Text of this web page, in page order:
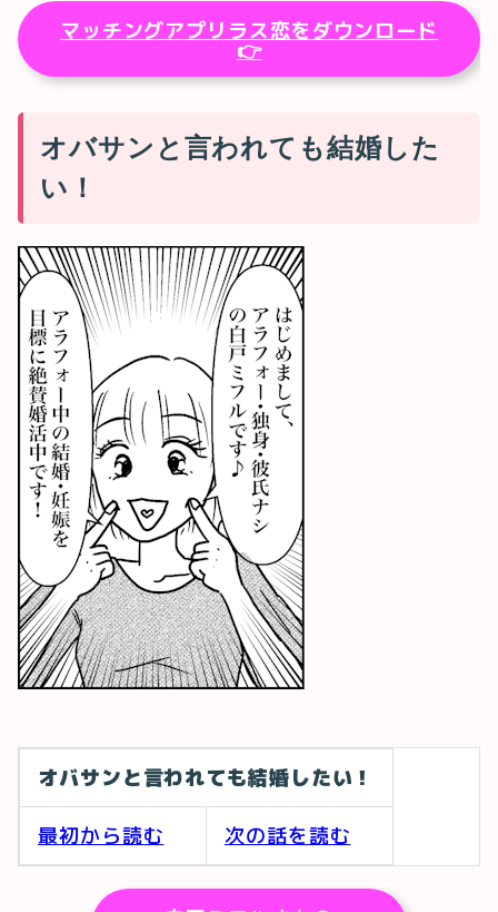
マッチングアプリラス恋をダウンロード
👉
オバサンと言われても結婚した
い！
オバサンと言われても結婚したい！
最初から読む 次の話を読む